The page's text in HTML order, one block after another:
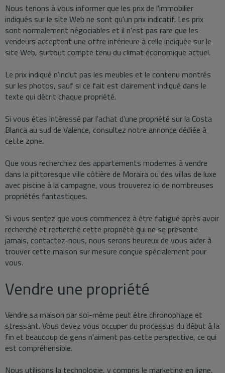
Nous tenons à vous informer que les prix de l'immobilier
indiqués sur le site Web ne sont qu'un prix indicatif. Les prix
sont normalement négociables et il n'est pas rare que les
vendeurs acceptent une offre inférieure à celle indiquée sur le
site Web, surtout compte tenu du climat économique actuel.
Le prix indiqué n'inclut pas les meubles et le contenu montrés
sur les photos, sauf si ce fait est clairement indiqué dans le
texte qui décrit chaque propriété.
Si vous êtes intéressé par l'achat d'une propriété sur la Costa
Blanca au sud de Valence, consultez notre annonce dédiée à
cette zone.
Que vous recherchiez des appartements modernes à vendre
dans la pittoresque ville côtière de Moraira ou des villas de luxe
avec piscine à la campagne, vous trouverez ici de nombreuses
propriétés fantastiques.
Si vous sentez que vous commencez à être fatigué après avoir
recherché et recherché cette propriété qui ne se présente
jamais, contactez-nous, nous serons heureux de vous aider à
trouver cette maison sur mesure conçue spécialement pour
vous.
Vendre une propriété
Vendre sa maison par soi-même peut être chronophage et
stressant. Vous devez vous occuper du processus du début à la
fin et beaucoup de gens n'aiment pas cette perspective, ce qui
est compréhensible.
Nous utilisons la technologie, y compris le marketing en ligne,